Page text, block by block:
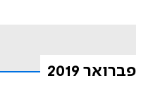
פברואר 2019